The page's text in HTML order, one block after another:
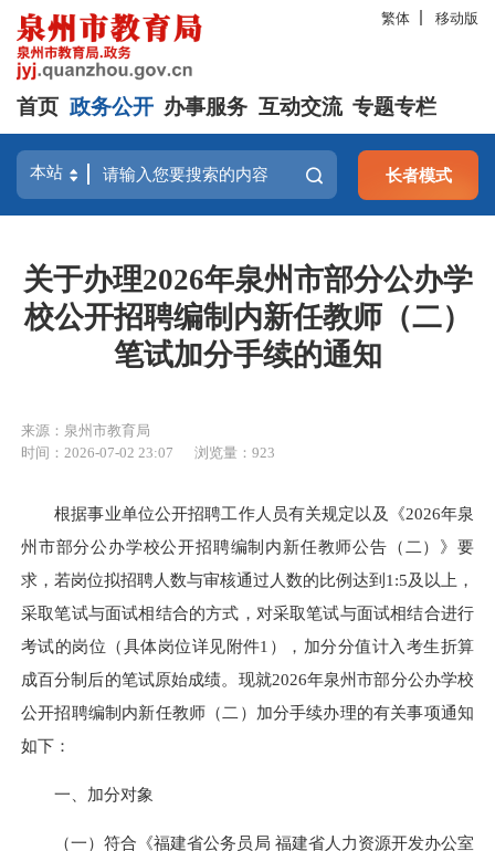
繁体 移动版
首页 政务公开 办事服务 互动交流 专题专栏
长者模式
关于办理2026年泉州市部分公办学
校公开招聘编制内新任教师（二）
笔试加分手续的通知
来源：泉州市教育局
时间：2026-07-02 23:07
浏览量： 923
根据事业单位公开招聘工作人员有关规定以及《2026年泉
州市部分公办学校公开招聘编制内新任教师公告（二）》要
求，若岗位拟招聘人数与审核通过人数的比例达到1:5及以上，
采取笔试与面试相结合的方式，对采取笔试与面试相结合进行
考试的岗位（具体岗位详见附件1），加分分值计入考生折算
成百分制后的笔试原始成绩。现就2026年泉州市部分公办学校
公开招聘编制内新任教师（二）加分手续办理的有关事项通知
如下：
一、加分对象
（一）符合《福建省公务员局 福建省人力资源开发办公室